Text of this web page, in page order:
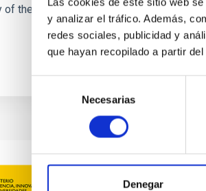
y analizar el tráfico. Además,
redes sociales, publicidad y
que hayan recopilado a partir
consentimiento
Necesarias
Denegar
of the earliest...